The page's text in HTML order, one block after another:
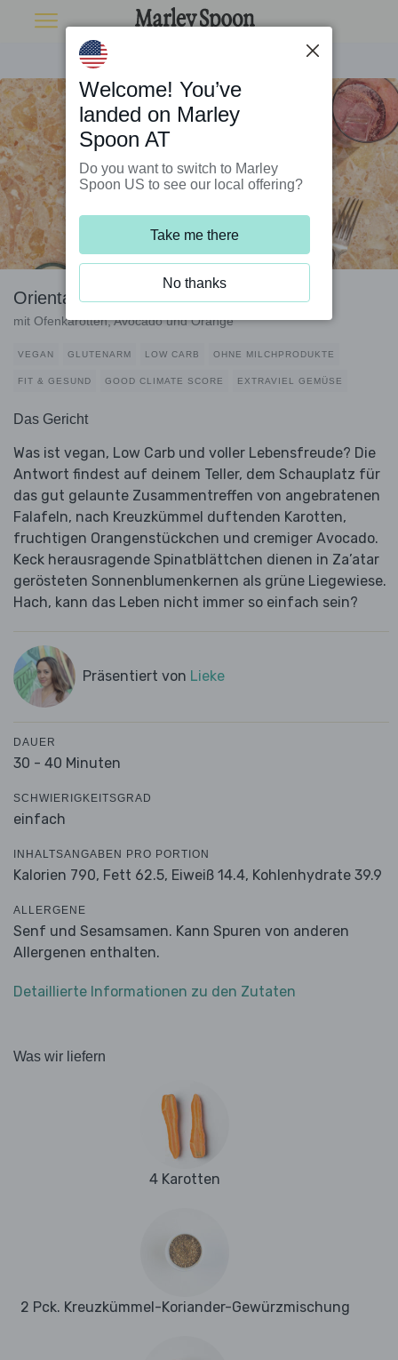
Orientalischer Falafel-Salatteller
mit Ofenkarotten, Avocado und Orange
VEGAN GLUTENARM LOW CARB OHNE MILCHPRODUKTE
FIT & GESUND GOOD CLIMATE SCORE EXTRAVIEL GEMÜSE
Das Gericht
Was ist vegan, Low Carb und voller Lebensfreude? Die
Antwort findest auf deinem Teller, dem Schauplatz für
das gut gelaunte Zusammentreffen von angebratenen
Falafeln, nach Kreuzkümmel duftenden Karotten,
fruchtigen Orangenstückchen und cremiger Avocado.
Keck herausragende Spinatblättchen dienen in Za’atar
gerösteten Sonnenblumenkernen als grüne Liegewiese.
Hach, kann das Leben nicht immer so einfach sein?
Präsentiert von Lieke
DAUER
30 - 40 Minuten
SCHWIERIGKEITSGRAD
einfach
INHALTSANGABEN PRO PORTION
Kalorien 790, Fett 62.5, Eiweiß 14.4, Kohlenhydrate 39.9
ALLERGENE
Senf und Sesamsamen. Kann Spuren von anderen
Allergenen enthalten.
Detaillierte Informationen zu den Zutaten
Was wir liefern
4 Karotten
2 Pck. Kreuzkümmel-Koriander-Gewürzmischung
Welcome! You’ve
landed on Marley
Spoon AT
Do you want to switch to Marley
Spoon US to see our local offering?
Take me there
No thanks